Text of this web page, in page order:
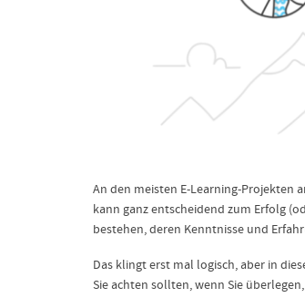
An den meisten E-Learning-Projekten
kann ganz entscheidend zum Erfolg
bestehen, deren Kenntnisse und
Das klingt erst mal logisch, aber in
Sie achten sollten, wenn Sie